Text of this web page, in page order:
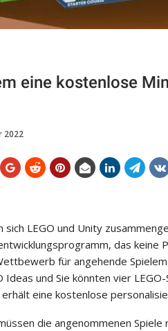
eine kostenlose
2022
LEGO und Unity
das
für angehende
Ideas und Sie könnten vier
eine kostenlose
die angenommenen Spiele